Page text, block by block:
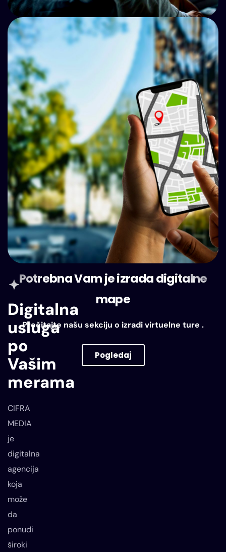
Digitalna
usluga
po
Vašim
merama
CIFRA
MEDIA
je
digitalna
agencija
koja
može
da
ponudi
široki
Potrebna Vam je izrada digitalne
mape
Pročitajte našu sekciju o izradi virtuelne ture .
Pogledaj
VIRTUELNE TURE